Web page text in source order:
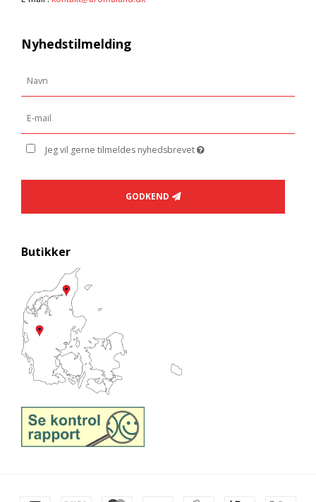
Nyhedstilmelding
Jeg vil gerne tilmeldes nyhedsbrevet
GODKEND
Butikker